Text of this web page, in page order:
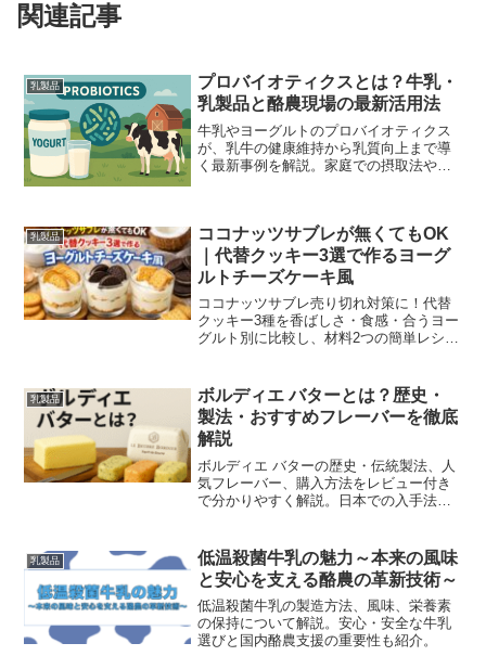
関連記事
乳製品
プロバイオティクスとは？牛乳・
乳製品と酪農現場の最新活用法
牛乳やヨーグルトのプロバイオティクス
が、乳牛の健康維持から乳質向上まで導
く最新事例を解説。家庭での摂取法や現
乳製品
ココナッツサブレが無くてもOK
｜代替クッキー3選で作るヨーグ
ルトチーズケーキ風
ココナッツサブレ売り切れ対策に！代替
クッキー3種を香ばしさ・食感・合うヨー
グルト別に比較し、材料2つの簡単レシピ
乳製品
ボルディエ バターとは？歴史・
製法・おすすめフレーバーを徹底
解説
ボルディエ バターの歴史・伝統製法、人
気フレーバー、購入方法をレビュー付き
で分かりやすく解説。日本での入手法や
乳製品
低温殺菌牛乳の魅力～本来の風味
と安心を支える酪農の革新技術～
低温殺菌牛乳の製造方法、風味、栄養素
の保持について解説。安心・安全な牛乳
選びと国内酪農支援の重要性も紹介。